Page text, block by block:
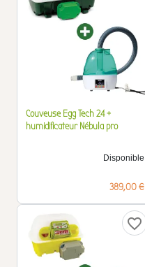
Couveuse Egg Tech 24 +
humidificateur Nébula pro
Disponible
Prix
389,00 €
favorite_border